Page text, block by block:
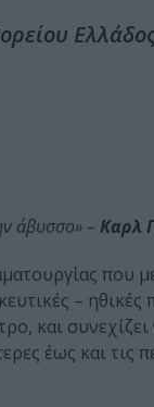
άβυσσο» – Καρλ
που
–
και συνεχίζει
έως και τις